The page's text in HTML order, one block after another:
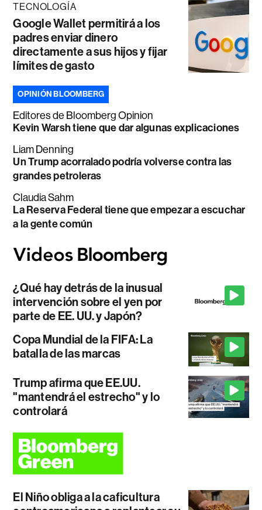
TECNOLOGÍA
Google Wallet permitirá a los
padres enviar dinero
directamente a sus hijos y fijar
límites de gasto
OPINIÓN BLOOMBERG
Editores de Bloomberg Opinion
Kevin Warsh tiene que dar algunas explicaciones
Liam Denning
Un Trump acorralado podría volverse contra las
grandes petroleras
Claudia Sahm
La Reserva Federal tiene que empezar a escuchar
a la gente común
¿Qué hay detrás de la inusual
intervención sobre el yen por
parte de EE. UU. y Japón?
Copa Mundial de la FIFA: La
batalla de las marcas
Trump afirma que EE.UU.
"mantendrá el estrecho" y lo
controlará
El Niño obliga a la caficultura